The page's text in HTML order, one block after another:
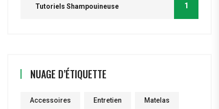
Tutoriels Shampouineuse 1
NUAGE D’ÉTIQUETTE
Accessoires Entretien Matelas